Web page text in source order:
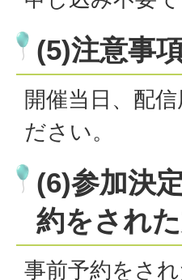
(5)注意事
開催当日、配
ださい。
(6)参加決
約をされた
事前予約をさ